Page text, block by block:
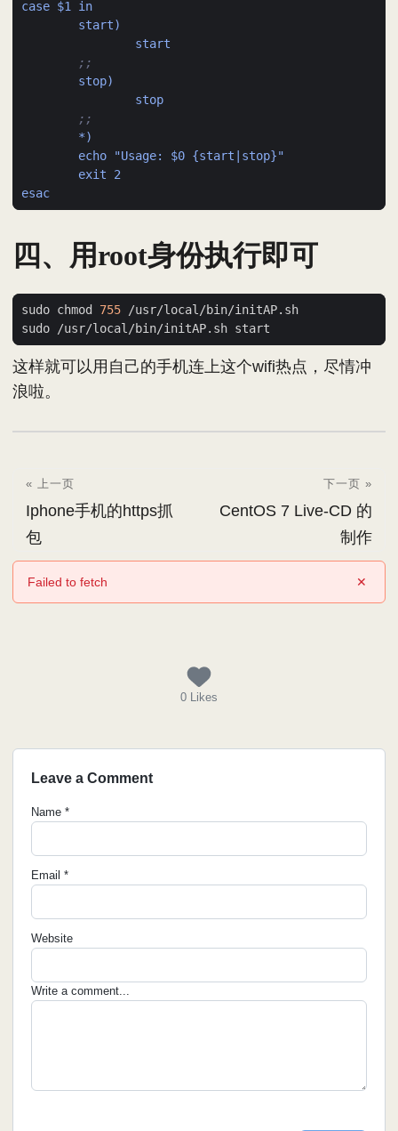
case $1 in
start)
start
;;
stop)
stop
;;
*)
echo "Usage: $0 {start|stop}"
exit 2
esac
四、用root身份执行即可
sudo chmod 755
这样就可以用自己的手机连上这个wifi热点，尽情冲
浪啦。
« 上一页
Iphone手机的https抓
包
下一页 »
CentOS 7 Live-CD 的
制作